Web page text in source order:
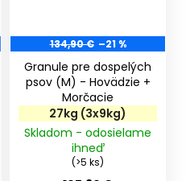
134,90 € –21 %
Granule pre dospelých
psov (M) - Hovädzie +
27kg (3x9kg)
Skladom - odosielame
ihneď
(>5 ks)